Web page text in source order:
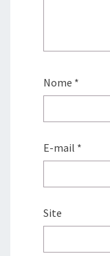
Nome *
E-mail *
Site